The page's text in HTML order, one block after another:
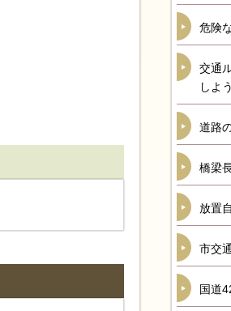
危険
交通
しよう
道路
橋梁
放置
市交
国道